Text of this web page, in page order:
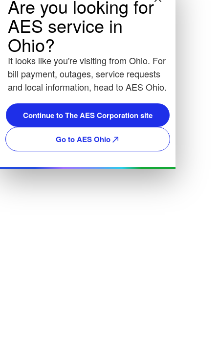
Are you looking for
AES service in
Ohio?
It looks like you're visiting from Ohio. For
bill payment, outages, service requests
and local information, head to AES Ohio.
Continue to The AES Corporation site
Go to AES Ohio